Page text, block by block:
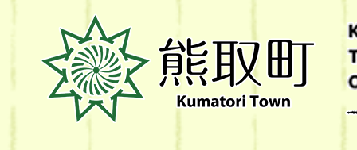
熊
取
町
Kumatori